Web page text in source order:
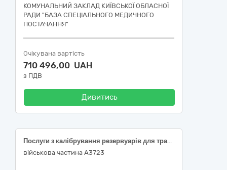
КОМУНАЛЬНИЙ ЗАКЛАД КИЇВСЬКОЇ ОБЛАСНОЇ
РАДИ "БАЗА СПЕЦІАЛЬНОГО МЕДИЧНОГО
ПОСТАЧАННЯ"
Очікувана вартість
710 496,00 UAH
з ПДВ
Дивитись
Послуги з калібрування резервуарів для транспортування пального
військова частина А3723